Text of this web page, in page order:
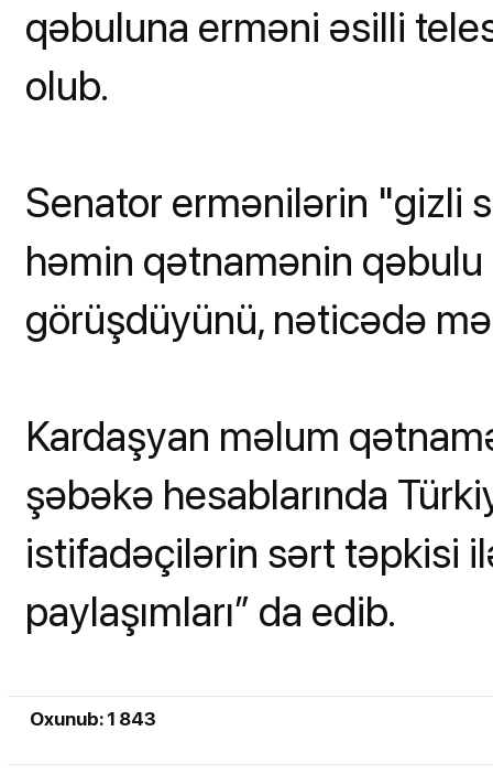
qəbuluna erməni əsilli
olub.
Senator ermənilərin "gizli
həmin qətnamənin
görüşdüyünü, nəticədə
Kardaşyan məlum
şəbəkə hesablarında
istifadəçilərin sərt təpkisi
paylaşımları” da edib.
Oxunub: 1 843